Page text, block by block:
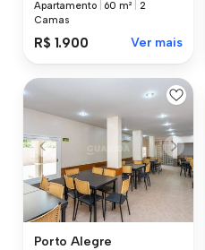
Apartamento 60 m²
2
Camas
R$ 1.900 Ver mais
Porto Alegre